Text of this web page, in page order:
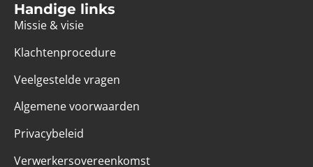
Handige links
Missie & visie
Klachtenprocedure
Veelgestelde vragen
Algemene voorwaarden
Privacybeleid
Verwerkersovereenkomst